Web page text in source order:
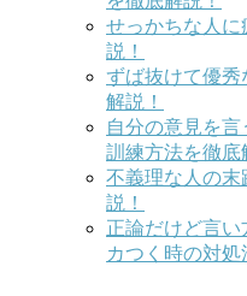
せっかちな人
説！
ずば抜けて優
解説！
自分の意見を
訓練方法を徹底
不義理な人の
説！
正論だけど言
カつく時の対処